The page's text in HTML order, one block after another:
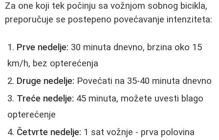
Za one koji tek počinju sa vožnjom sobnog bicikla,
preporučuje se postepeno povećavanje intenziteta:
Prve nedelje: 30 minuta dnevno, brzina oko 15
km/h, bez opterećenja
Druge nedelje: Povećati na 35-40 minuta dnevno
Treće nedelje: 45 minuta, možete uvesti blago
opterećenje
Četvrte nedelje: 1 sat vožnje - prva polovina